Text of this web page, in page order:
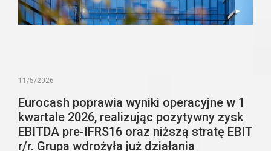
11/5/2026
Eurocash poprawia wyniki operacyjne w 1
kwartale 2026, realizując pozytywny zysk
EBITDA pre-IFRS16 oraz niższą stratę EBIT
r/r. Grupa wdrożyła już działania